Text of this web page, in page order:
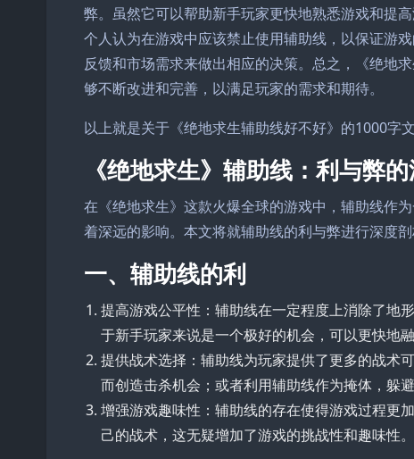
弊。虽然它可以帮助新手玩家更快地熟悉游戏和提
个人认为在游戏中应该禁止使用辅助线，以保证游
反馈和市场需求来做出相应的决策。总之，《绝地
够不断改进和完善，以满足玩家的需求和期待。
以上就是关于《绝地求生辅助线好不好》的1000字
《绝地求生》辅助线：利与弊
在《绝地求生》这款火爆全球的游戏中，辅助线作
着深远的影响。本文将就辅助线的利与弊进行深度
一、辅助线的利
提高游戏公平性：辅助线在一定程度上消除了地
于新手玩家来说是一个极好的机会，可以更快地融
提供战术选择：辅助线为玩家提供了更多的战术
而创造击杀机会；或者利用辅助线作为掩体，躲避
增强游戏趣味性：辅助线的存在使得游戏过程更
己的战术，这无疑增加了游戏的挑战性和趣味性。